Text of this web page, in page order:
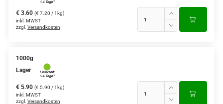
€ 3.60 (€ 7.20 / 1kg)
inkl. MWST
zzgl. Versandkosten
1000g
Lager
€ 5.90 (€ 5.90 / 1kg)
inkl. MWST
zzgl. Versandkosten